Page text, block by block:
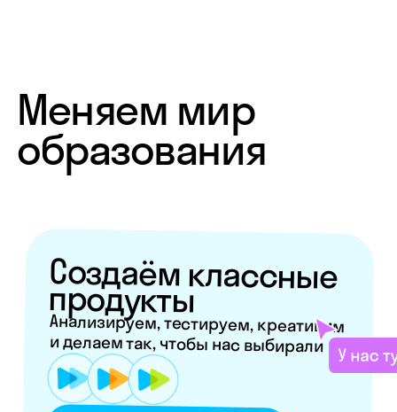
Анализируем, тестируем, креативим
и делаем так, чтобы нас выбирали
Обучаем
вообще всему
Языки, программирование, школьные
предметы, подготовка к экзаменам
и не только